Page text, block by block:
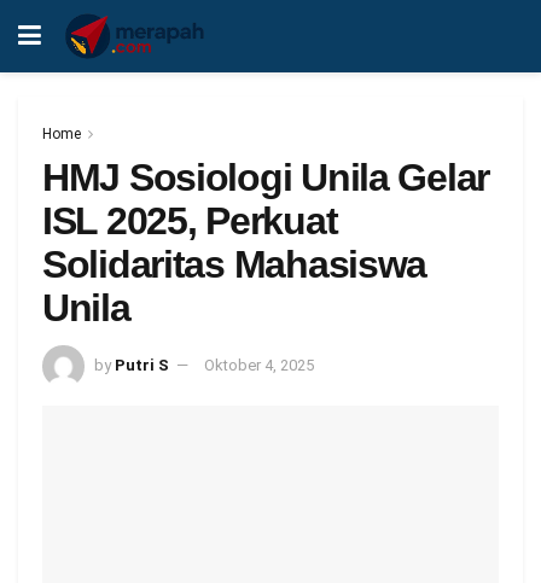
Home
HMJ Sosiologi Unila Gelar
ISL 2025, Perkuat
Solidaritas Mahasiswa
Unila
by Putri S Oktober 4, 2025